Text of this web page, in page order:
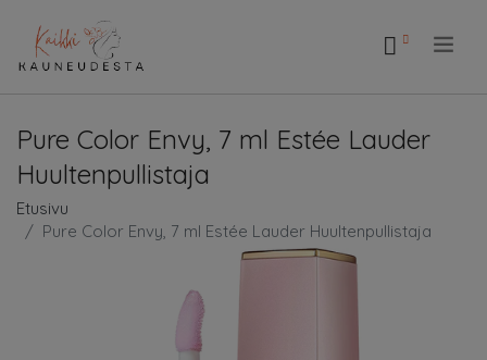
Pure Color Envy, 7 ml Estée Lauder
Huultenpullistaja
Etusivu
Pure Color Envy, 7 ml Estée Lauder Huultenpullistaja